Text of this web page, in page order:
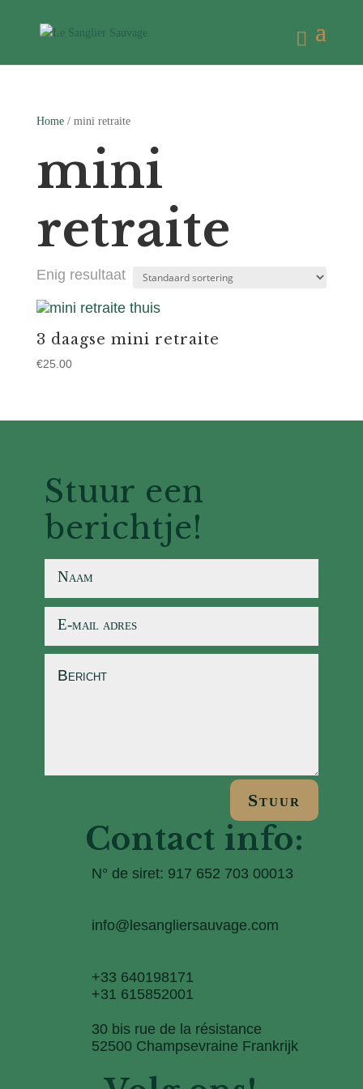
Home/ mini retraite
mini
retraite
Enig resultaat
3 daagse mini retraite
€25.00
Stuur een
berichtje!
Stuur
Contact info:
N° de siret: 917 652 703 00013
info@lesangliersauvage.com
+33 640198171
+31 615852001
30 bis rue de la résistance
52500 Champsevraine Frankrijk